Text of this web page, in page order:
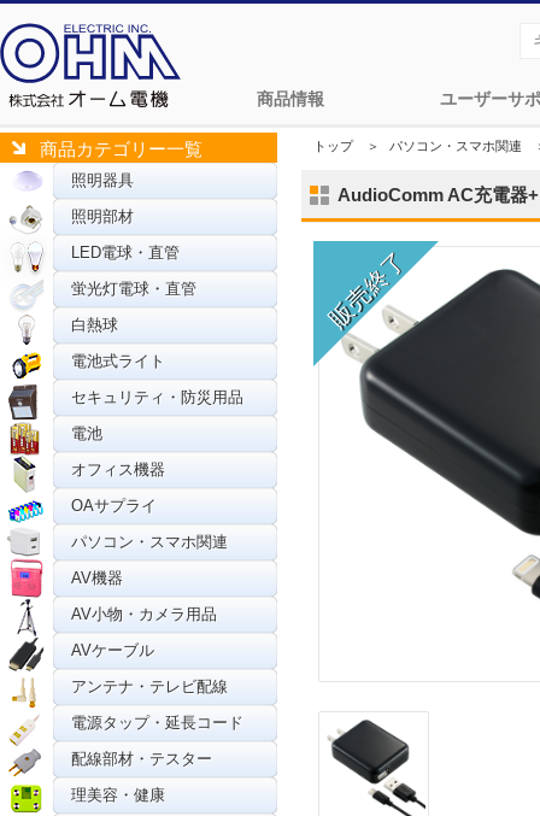
商品情報 ユーザーサ
商品カテゴリー一覧
照明器具
照明部材
LED電球・直管
蛍光灯電球・直管
白熱球
電池式ライト
セキュリティ・防災用品
電池
オフィス機器
OAサプライ
パソコン・スマホ関連
AV機器
AV小物・カメラ用品
AVケーブル
アンテナ・テレビ配線
電源タップ・延長コード
配線部材・テスター
理美容・健康
トップ＞ パソコン・スマホ関連
AudioComm AC充電器